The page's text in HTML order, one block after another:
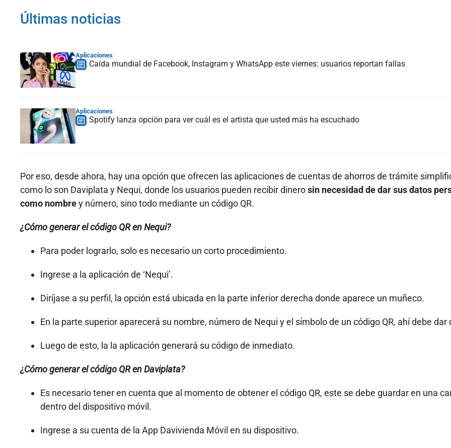
Últimas noticias
Aplicaciones
Caída mundial de Facebook, Instagram y WhatsApp este viernes: usuarios reportan fallas
Aplicaciones
Spotify lanza opción para ver cuál es el artista que usted más ha escuchado
Por eso, desde ahora, hay una opción que ofrecen las aplicaciones de cuentas de ahorros de trámite
como lo son Daviplata y Nequi, donde los usuarios pueden recibir dinerosin necesidad de dar sus datos
como nombrey número, sino todo mediante un código QR.
¿Cómo generar el código QR en Nequi?
Para poder lograrlo, solo es necesario un corto procedimiento.
Ingrese a la aplicación de ‘Nequi’.
Diríjase a su perfil, la opción está ubicada en la parte inferior derecha donde aparece un muñeco.
En la parte superior aparecerá su nombre, número de Nequi y el símbolo de un código QR, ahí debe dar
Luego de esto, la la aplicación generará su código de inmediato.
¿Cómo generar el código QR en Daviplata?
Es necesario tener en cuenta que al momento de obtener el código QR, este se debe guardar en una
dentro del dispositivo móvil.
Ingrese a su cuenta de la App Davivienda Móvil en su dispositivo.